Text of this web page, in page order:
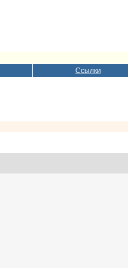
Ссылки